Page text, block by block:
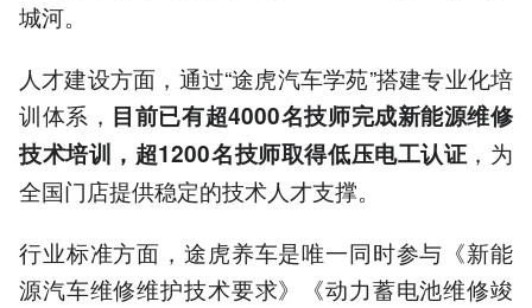
城河。
人才建设方面，通过“途虎汽车学苑”搭建专业化培
训体系， 目前已有超4000名技师完成新能源维修
技术培训，超1200名技师取得低压电工认证 ，为
全国门店提供稳定的技术人才支撑。
行业标准方面，途虎养车是唯一同时参与《新能
源汽车维修维护技术要求》《动力蓄电池维修竣